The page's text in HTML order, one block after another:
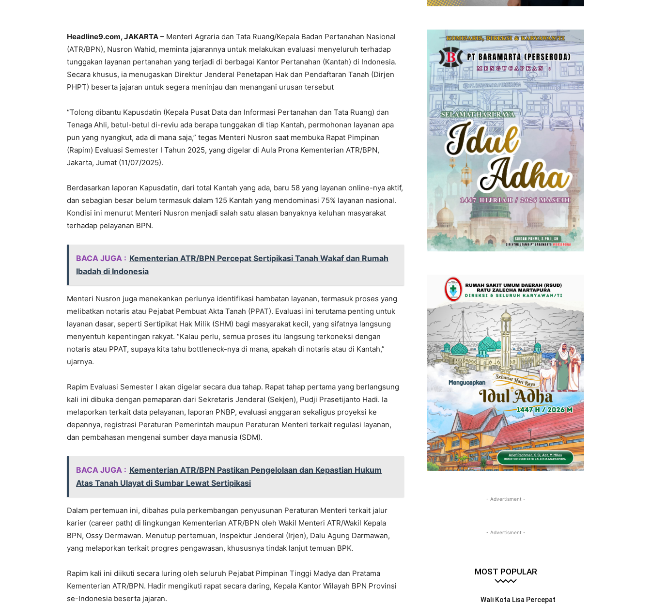
Headline9.com, JAKARTA – Menteri Agraria dan Tata Ruang/Kepala Badan Pertanahan Nasional
(ATR/BPN), Nusron Wahid, meminta jajarannya untuk melakukan evaluasi menyeluruh terhadap
tunggakan layanan pertanahan yang terjadi di berbagai Kantor Pertanahan (Kantah) di Indonesia.
Secara khusus, ia menugaskan Direktur Jenderal Penetapan Hak dan Pendaftaran Tanah (Dirjen
PHPT) beserta jajaran untuk segera meninjau dan menangani urusan tersebut
“Tolong dibantu Kapusdatin (Kepala Pusat Data dan Informasi Pertanahan dan Tata Ruang) dan
Tenaga Ahli, betul-betul di-reviu ada berapa tunggakan di tiap Kantah, permohonan layanan apa
pun yang nyangkut, ada di mana saja,” tegas Menteri Nusron saat membuka Rapat Pimpinan
(Rapim) Evaluasi Semester I Tahun 2025, yang digelar di Aula Prona Kementerian ATR/BPN,
Jakarta, Jumat (11/07/2025).
Berdasarkan laporan Kapusdatin, dari total Kantah yang ada, baru 58 yang layanan online-nya aktif,
dan sebagian besar belum termasuk dalam 125 Kantah yang mendominasi 75% layanan nasional.
Kondisi ini menurut Menteri Nusron menjadi salah satu alasan banyaknya keluhan masyarakat
terhadap pelayanan BPN.
BACA JUGA : Kementerian ATR/BPN Percepat Sertipikasi Tanah Wakaf dan Rumah
Ibadah di Indonesia
Menteri Nusron juga menekankan perlunya identifikasi hambatan layanan, termasuk proses yang
melibatkan notaris atau Pejabat Pembuat Akta Tanah (PPAT). Evaluasi ini terutama penting untuk
layanan dasar, seperti Sertipikat Hak Milik (SHM) bagi masyarakat kecil, yang sifatnya langsung
menyentuh kepentingan rakyat. “Kalau perlu, semua proses itu langsung terkoneksi dengan
notaris atau PPAT, supaya kita tahu bottleneck-nya di mana, apakah di notaris atau di Kantah,”
ujarnya.
Rapim Evaluasi Semester I akan digelar secara dua tahap. Rapat tahap pertama yang berlangsung
kali ini dibuka dengan pemaparan dari Sekretaris Jenderal (Sekjen), Pudji Prasetijanto Hadi. Ia
melaporkan terkait data pelayanan, laporan PNBP, evaluasi anggaran sekaligus proyeksi ke
depannya, registrasi Peraturan Pemerintah maupun Peraturan Menteri terkait regulasi layanan,
dan pembahasan mengenai sumber daya manusia (SDM).
BACA JUGA : Kementerian ATR/BPN Pastikan Pengelolaan dan Kepastian Hukum
Atas Tanah Ulayat di Sumbar Lewat Sertipikasi
Dalam pertemuan ini, dibahas pula perkembangan penyusunan Peraturan Menteri terkait jalur
karier (career path) di lingkungan Kementerian ATR/BPN oleh Wakil Menteri ATR/Wakil Kepala
BPN, Ossy Dermawan. Menutup pertemuan, Inspektur Jenderal (Irjen), Dalu Agung Darmawan,
yang melaporkan terkait progres pengawasan, khususnya tindak lanjut temuan BPK.
Rapim kali ini diikuti secara luring oleh seluruh Pejabat Pimpinan Tinggi Madya dan Pratama
Kementerian ATR/BPN. Hadir mengikuti rapat secara daring, Kepala Kantor Wilayah BPN Provinsi
se-Indonesia beserta jajaran.
- Advertisment -
- Advertisment -
MOST POPULAR
Wali Kota Lisa Percepat